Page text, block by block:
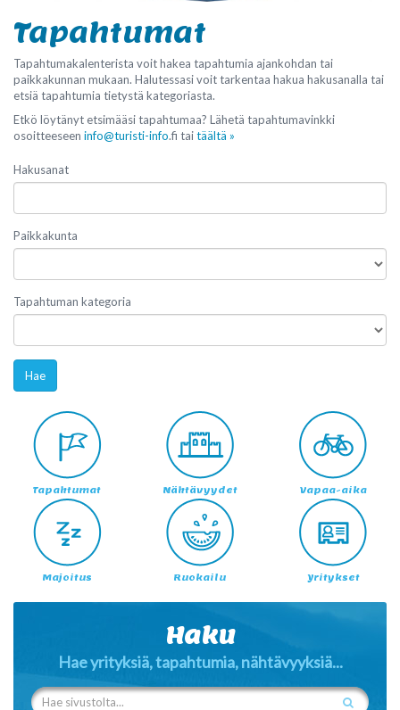
Tapahtumat
Tapahtumakalenterista voit hakea tapahtumia ajankohdan tai
paikkakunnan mukaan. Halutessasi voit tarkentaa hakua hakusanalla tai
etsiä tapahtumia tietystä kategoriasta.
Etkö löytänyt etsimääsi tapahtumaa? Lähetä tapahtumavinkki
osoitteeseen info@turisti-info.fi taitäältä »
Hakusanat
Paikkakunta
Tapahtuman kategoria
Hae
Tapahtumat Nähtävyydet Vapaa-aika
Majoitus Ruokailu Yritykset
Haku
Hae yrityksiä, tapahtumia, nähtävyyksiä...